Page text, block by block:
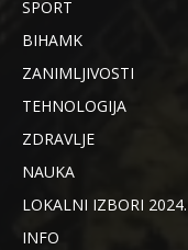
SPORT
BIHAMK
ZANIMLJIVOSTI
TEHNOLOGIJA
ZDRAVLJE
NAUKA
LOKALNI IZBORI 2024.
INFO